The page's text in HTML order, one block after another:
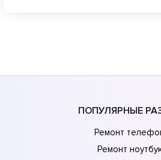
ПОПУЛЯРНЫЕ
Ремонт
Ремонт